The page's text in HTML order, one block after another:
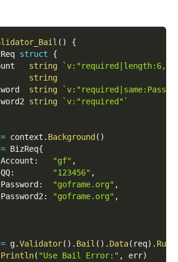
( )
{
struct
{
string
QQ
string
string
string
`v:"required"`
= context . Background ( )
= BizReq{
: "gf" ,
: "123456" ,
: "goframe.org" ,
: "goframe.org" ,
g.Validator( ) . Bail ( ) . Data( req) . Run
Println( "Use Bail Error:" , err)